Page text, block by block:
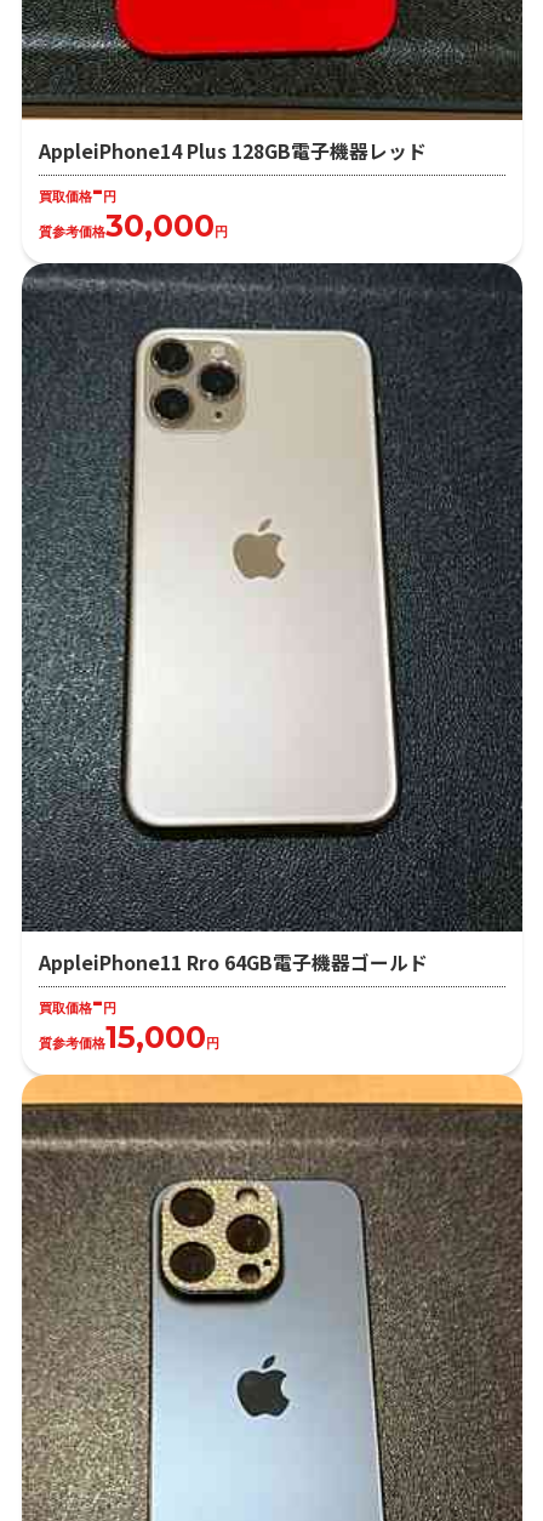
AppleiPhone14 Plus 128GB電子機器レッド
買取価格- 円
質参考価格30,000 円
AppleiPhone11 Rro 64GB電子機器ゴールド
買取価格- 円
質参考価格15,000 円